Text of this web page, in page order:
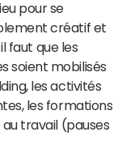
pour se
créatif et
faut que les
soient mobilisés
les activités
les formations
travail (pauses